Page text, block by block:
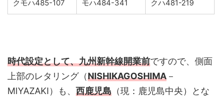
クモハ485-107 モハ484-341 クハ481-219
時代設定として、九州新幹線開業前ですので、側面
上部のレタリング（NISHIKAGOSHIMA －
MIYAZAKI）も、 西鹿児島 （現：鹿児島中央）とな